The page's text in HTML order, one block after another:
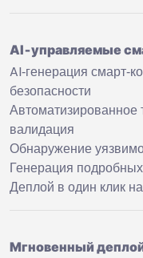
AI‑управляемые
AI‑генерация
безопасности
Автоматизированное
валидация
Обнаружение
Генерация
Деплой в один клик
Мгновенный